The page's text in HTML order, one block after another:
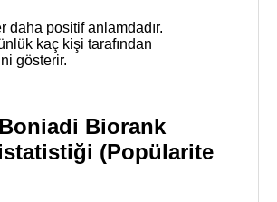
daha positif anlamdadır.
kaç kişi tarafından
gösterir.
Biorank
(Popülarite